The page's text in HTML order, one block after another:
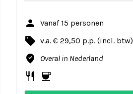
person Vanaf 15 personen
local_offer v.a. € 29,50 p.p. (incl. btw)
where_to_vote Overal in Nederland
restaurant coffee